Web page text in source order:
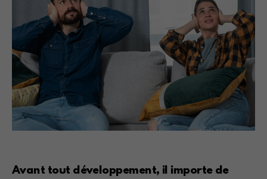
Avant tout développement, il importe de